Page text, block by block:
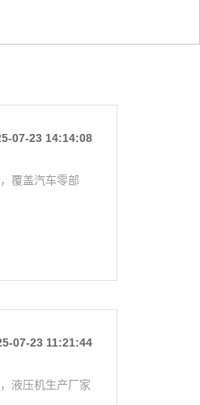
07-23 14:14:08
覆盖汽车零部
07-23 11:21:44
液压机生产厂家